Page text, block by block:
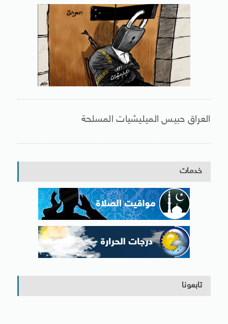
العراق حبيس الميليشيات المسلحة
خدمات
تابعونا